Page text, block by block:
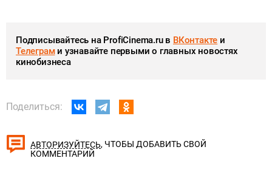
Подписывайтесь на ProfiCinema.ru в ВКонтакте и
Телеграми узнавайте первыми о главных новостях
кинобизнеса
Поделиться:
АВТОРИЗУЙТЕСЬ, ЧТОБЫ ДОБАВИТЬ СВОЙ
КОММЕНТАРИЙ